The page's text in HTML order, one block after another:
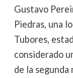
Gustavo
Piedras, una
Tubores,
considerado
de la segunda